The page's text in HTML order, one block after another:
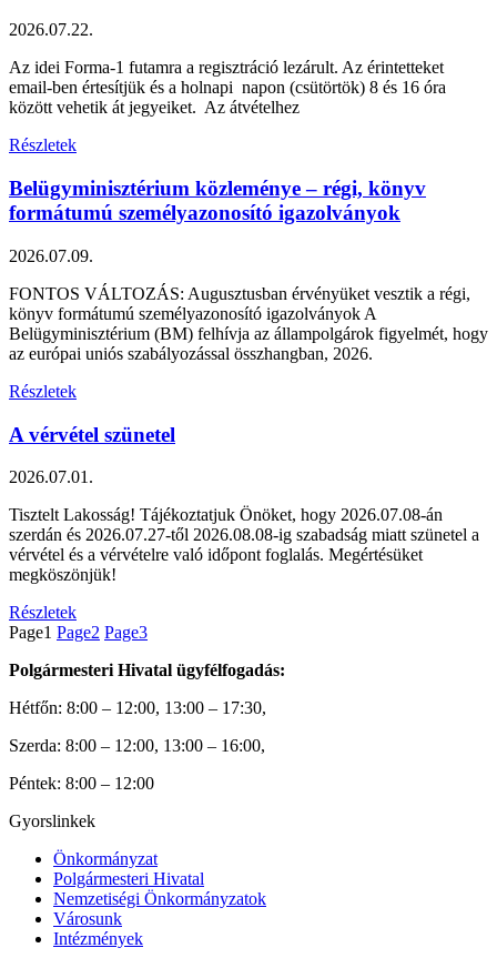
2026.07.22.
Az idei Forma-1 futamra a regisztráció lezárult. Az érintetteket
email-ben értesítjük és a holnapi napon (csütörtök) 8 és 16 óra
között vehetik át jegyeiket. Az átvételhez
Részletek
Belügyminisztérium közleménye – régi, könyv
formátumú személyazonosító igazolványok
2026.07.09.
FONTOS VÁLTOZÁS: Augusztusban érvényüket vesztik a régi,
könyv formátumú személyazonosító igazolványok A
Belügyminisztérium (BM) felhívja az állampolgárok figyelmét, hogy
az európai uniós szabályozással összhangban, 2026.
Részletek
A vérvétel szünetel
2026.07.01.
Tisztelt Lakosság! Tájékoztatjuk Önöket, hogy 2026.07.08-án
szerdán és 2026.07.27-től 2026.08.08-ig szabadság miatt szünetel a
vérvétel és a vérvételre való időpont foglalás. Megértésüket
megköszönjük!
Részletek
Page1 Page2 Page3
Polgármesteri Hivatal ügyfélfogadás:
Hétfőn: 8:00 – 12:00, 13:00 – 17:30,
Szerda: 8:00 – 12:00, 13:00 – 16:00,
Péntek: 8:00 – 12:00
Gyorslinkek
Önkormányzat
Polgármesteri Hivatal
Nemzetiségi Önkormányzatok
Városunk
Intézmények